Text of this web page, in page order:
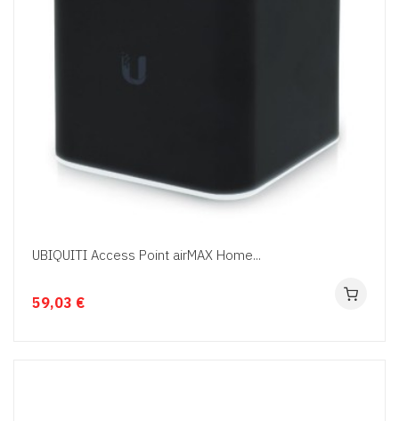
UBIQUITI Access Point airMAX Home...
59,03 €